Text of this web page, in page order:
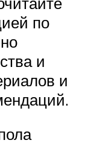
по
и
и